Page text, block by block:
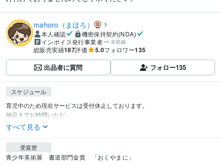
mahoro（まほろ）
本人確認
機密保持契約(NDA)
インボイス発行事業者
未登録
総販売実績187評価 5.0フォロワー135
出品者に質問 フォロー135
スケジュール
育児中のため現在サービスは受付休止しております。
納品までお時間いただ...
すべて見る
受賞歴
青少年美術展　書道部門金賞　「おくやまに」